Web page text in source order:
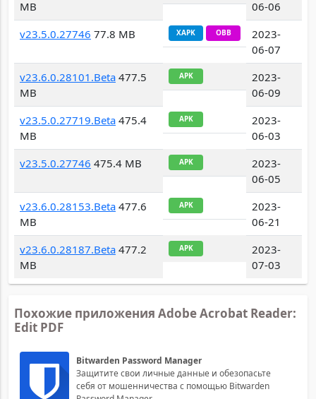
MB
06-06
v23.5.0.27746 77.8 MB XAPK OBB
2023-
06-07
v23.6.0.28101.Beta 477.5
MB
APK
2023-
06-09
v23.5.0.27719.Beta 475.4
MB
APK
2023-
06-03
v23.5.0.27746 475.4 MB APK
2023-
06-05
v23.6.0.28153.Beta 477.6
MB
APK
2023-
06-21
v23.6.0.28187.Beta 477.2
MB
APK
2023-
07-03
Похожие приложения Adobe Acrobat Reader:
Edit PDF
Bitwarden Password Manager
Защитите свои личные данные и обезопасьте
себя от мошенничества с помощью Bitwarden